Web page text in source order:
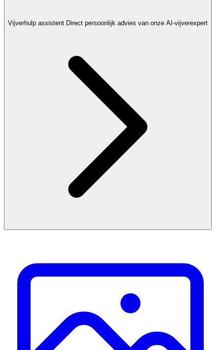
Vijverhulp assistent Direct persoonlijk advies van onze AI-vijverexpert